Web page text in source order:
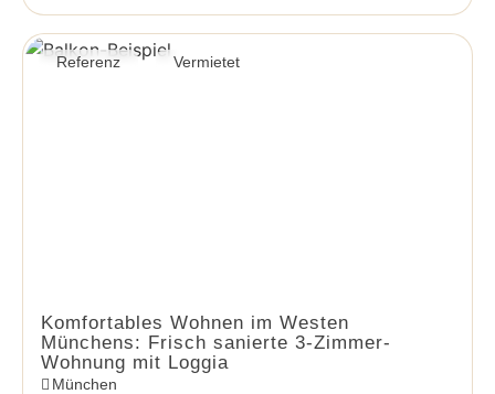
Referenz Vermietet
Komfortables Wohnen im Westen
Münchens: Frisch sanierte 3-Zimmer-
Wohnung mit Loggia
München